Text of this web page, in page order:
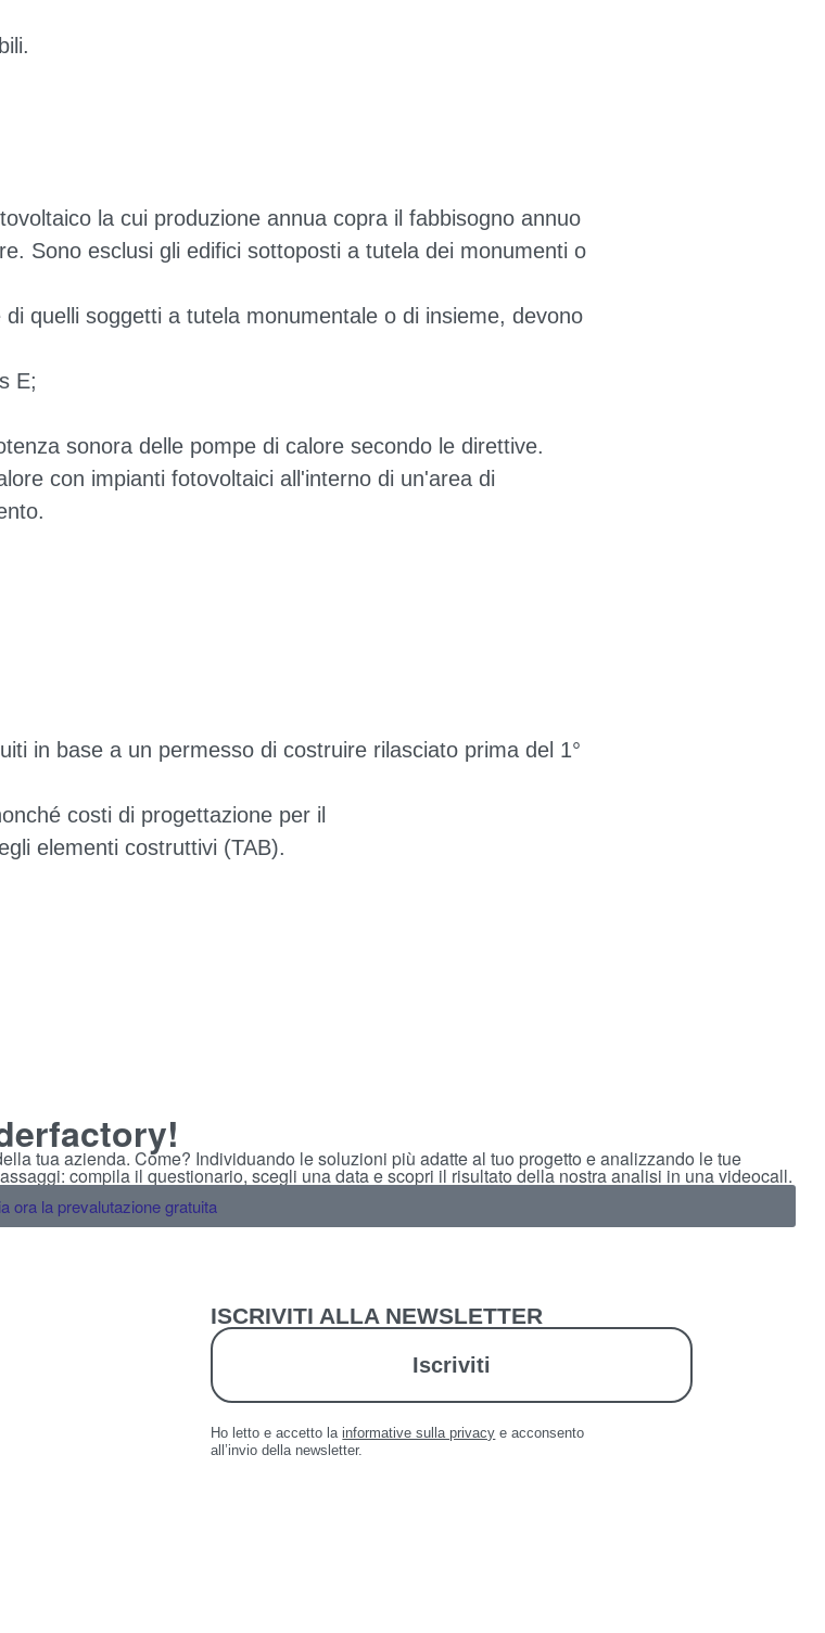
la cui produzione annua copra il fabbisogno annuo
Sono esclusi gli edifici sottoposti a tutela dei monumenti o
quelli soggetti a tutela monumentale o di insieme, devono
E;
sonora delle pompe di calore secondo le direttive.
con impianti fotovoltaici all'interno di un'area di
in base a un permesso di costruire rilasciato prima del 1°
costi di progettazione per il
elementi costruttivi (TAB).
tua azienda. Come? Individuando le soluzioni più adatte al tuo progetto e analizzando le tue
compila il questionario, scegli una data e scopri il risultato della nostra analisi in una videocall.
ora la prevalutazione gratuita
ISCRIVITI ALLA NEWSLETTER
Iscriviti
Ho letto e accetto la informative sulla privacy e acconsento
all’invio della newsletter.